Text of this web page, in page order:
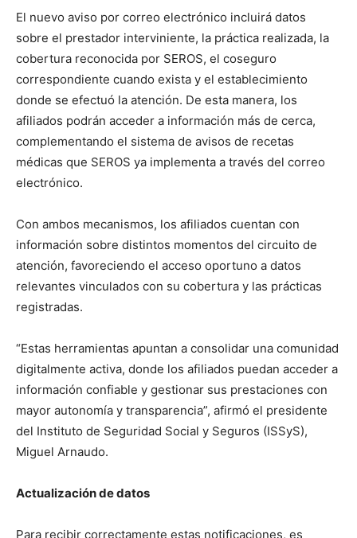
El nuevo aviso por correo electrónico incluirá datos
sobre el prestador interviniente, la práctica realizada, la
cobertura reconocida por SEROS, el coseguro
correspondiente cuando exista y el establecimiento
donde se efectuó la atención. De esta manera, los
afiliados podrán acceder a información más de cerca,
complementando el sistema de avisos de recetas
médicas que SEROS ya implementa a través del correo
electrónico.
Con ambos mecanismos, los afiliados cuentan con
información sobre distintos momentos del circuito de
atención, favoreciendo el acceso oportuno a datos
relevantes vinculados con su cobertura y las prácticas
registradas.
“Estas herramientas apuntan a consolidar una comunidad
digitalmente activa, donde los afiliados puedan acceder a
información confiable y gestionar sus prestaciones con
mayor autonomía y transparencia”, afirmó el presidente
del Instituto de Seguridad Social y Seguros (ISSyS),
Miguel Arnaudo.
Actualización de datos
Para recibir correctamente estas notificaciones, es